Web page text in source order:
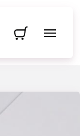
Перейти